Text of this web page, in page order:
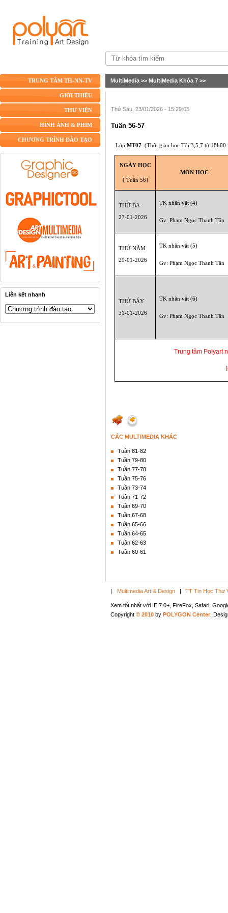
TRUNG TÂM TH-NN-TV
GIỚI THIỆU
THƯ VIỆN
HÌNH ẢNH & PHIM
CHƯƠNG TRÌNH ĐÀO TẠO
Liên kết nhanh
MultiMedia >> MultiMedia Khóa 7 >>
Thứ Sáu, 23/01/2026 - 15:29:05
Tuần 56-57
Lớp MT07 (Thời gian học Tối 3,5,7 từ 18h00
NGÀY HỌC
[ Tuần 56]
MÔN HỌC
THỨ BA
27-01-2026
TK nhân vật (4)
Gv: Phạm Ngọc Thanh Tân
THỨ NĂM
29-01-2026
TK nhân vật (5)
Gv: Phạm Ngọc Thanh Tân
THỨ BẢY
31-01-2026
TK nhân vật (6)
Gv: Phạm Ngọc Thanh Tân
Trung tâm Polyart
CÁC MULTIMEDIA KHÁC
Tuần 81-82
Tuần 79-80
Tuần 77-78
Tuần 75-76
Tuần 73-74
Tuần 71-72
Tuần 69-70
Tuần 67-68
Tuần 65-66
Tuần 64-65
Tuần 62-63
Tuần 60-61
| Multimedia Art & Design | TT Tin Học Thư
Xem tốt nhất với IE 7.0+, FireFox, Safari,
Copyright © 2010 by POLYGON Center .